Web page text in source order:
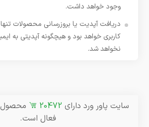
وجود خواهد داشت.
دریافت آپدیت یا بروزرسانی محصولات
کاربری خواهد بود و هیچگونه آپدیتی به
نخواهد شد.
سایت پاور ورد دارای 20472
فعال است.